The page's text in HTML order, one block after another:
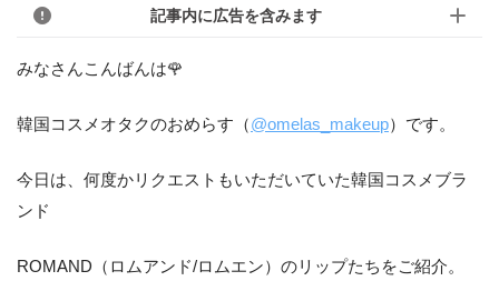
記事内に広告を含みます
みなさんこんばんは🌹
韓国コスメオタクのおめらす（@omelas_makeup）です。
今日は、何度かリクエストもいただいていた韓国コスメブラ
ンド
ROMAND（ロムアンド/ロムエン）のリップたちをご紹介。